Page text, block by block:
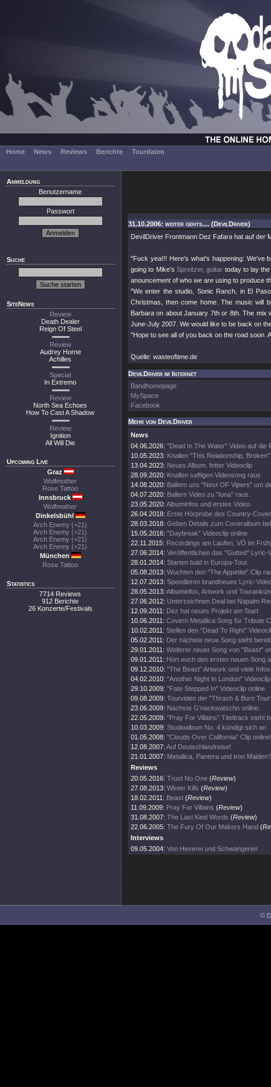
Home News Reviews Berichte Tourdaten
Anmeldung
Benutzername
Passwort
Suche
SiteNews
Review
Death Dealer
Reign Of Steel
Review
Audrey Horne
Achilles
Special
In Extremo
Review
North Sea Echoes
How To Cast A Shadow
Review
Ignition
All Will Die
Upcoming Live
Graz
Wolfmother
Rose Tattoo
Innsbruck
Wolfmother
Dinkelsbühl
Arch Enemy (+21)
Arch Enemy (+21)
Arch Enemy (+21)
Arch Enemy (+21)
München
Rose Tattoo
Statistics
7714 Reviews
912 Berichte
26 Konzerte/Festivals
31.10.2006: weiter gehts.... (DevilDriver)
DevilDriver Frontmann Dez Fafara hat auf der
"Fuck yea!!! Here's what's happening: We've
going to Mike's Spreitzer, guitar today to lay
anouncement of who we are using to produce
"We enter the studio, Sonic Ranch, in El
Christmas, then come home. The music will
Barbara on about January 7th or 8th. The mix
June-July 2007. We would like to be back on
"Hope to see all of you back on the road soon.
Quelle: wasteoftime.de
DevilDriver im Internet
Bandhomepage
MySpace
Facebook
Mehr von DevilDriver
News
04.06.2026: "Dead In The Water" Video auf die
10.05.2023: Knallen "This Relationship,
13.04.2023: Neues Album, fetter Videoclip
28.09.2020: Knallen saftigen Videosong raus
14.08.2020: Ballern uns "Nest OF Vipers" um
04.07.2020: Ballern Video zu "Iona" raus.
23.05.2020: Albuminfos und erstes Video.
26.04.2018: Erste Hörprobe des Country-
28.03.2018: Geben Details zum Coveralbum
15.05.2016: "Daybreak" Videoclip online
22.11.2015: Recordings am Laufen, VÖ im
27.06.2014: Veröffentlichen das "Gutted" Lyric-
28.01.2014: Starten bald in Europa-Tour.
05.08.2013: Wuchten den "The Appetite" Clip
12.07.2013: Spendieren brandneues Lyric-
28.05.2013: Albuminfos, Artwork und
27.06.2012: Unterzeichnen Deal bei Napalm
12.09.2011: Dez hat neues Projekt am Start
10.06.2011: Covern Metallica Song für Tribute
10.02.2011: Stellen den "Dead To Right"
05.02.2011: Der nächste neue Song steht
29.01.2011: Weiterer neuer Song von "Beast"
09.01.2011: Hört euch den ersten neuen Song
09.12.2010: "The Beast" Artwork und viele
04.02.2010: "Another Night In London"
29.10.2009: "Fate Stepped In" Videoclip online.
09.08.2009: Tourvideo der "Thrash & Burn
23.06.2009: Nächste G’nackwatschn online.
22.05.2009: "Pray For Villains" Titeltrack steht
10.03.2009: Studioalbum No. 4 kündigt sich an
01.05.2008: "Clouds Over California" Clip online!
12.08.2007: Auf Deutschlandreise!
21.01.2007: Metallica, Pantera und Iron
Reviews
20.05.2016: Trust No One (Review)
27.08.2013: Winter Kills (Review)
18.02.2011: Beast (Review)
11.09.2009: Pray For Villains (Review)
31.08.2007: The Last Kind Words (Review)
22.06.2005: The Fury Of Our Makers Hand (
Interviews
09.05.2004: Von Hexerei und Schwangeren
©